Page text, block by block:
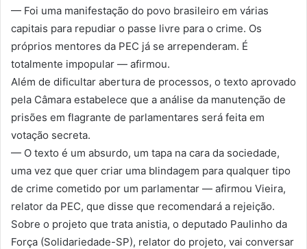
— Foi uma manifestação do povo brasileiro em várias
capitais para repudiar o passe livre para o crime. Os
próprios mentores da PEC já se arrependeram. É
totalmente impopular — afirmou.
Além de dificultar abertura de processos, o texto aprovado
pela Câmara estabelece que a análise da manutenção de
prisões em flagrante de parlamentares será feita em
votação secreta.
— O texto é um absurdo, um tapa na cara da sociedade,
uma vez que quer criar uma blindagem para qualquer tipo
de crime cometido por um parlamentar — afirmou Vieira,
relator da PEC, que disse que recomendará a rejeição.
Sobre o projeto que trata anistia, o deputado Paulinho da
Força (Solidariedade-SP), relator do projeto, vai conversar